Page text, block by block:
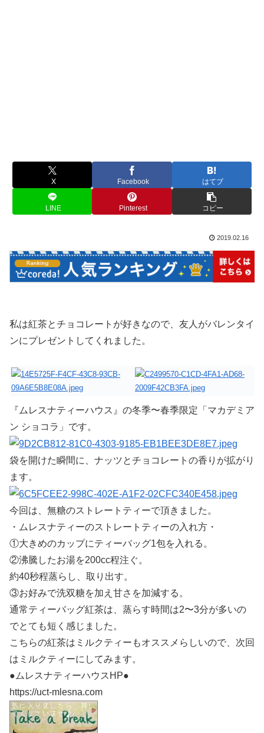
X Facebook はてブ
LINE Pinterest コピー
2019.02.16
私は紅茶とチョコレートが好きなので、友人がバレンタイ
ンにプレゼントしてくれました。
『ムレスナティーハウス』の冬季〜春季限定「マカデミア
ン ショコラ」です。
袋を開けた瞬間に、ナッツとチョコレートの香りが拡がり
ます。
今回は、無糖のストレートティーで頂きました。
・ムレスナティーのストレートティーの入れ方・
①大きめのカップにティーバッグ1包を入れる。
②沸騰したお湯を200cc程注ぐ。
約40秒程蒸らし、取り出す。
③お好みで洗双糖を加え甘さを加減する。
通常ティーバッグ紅茶は、蒸らす時間は2〜3分が多いの
でとても短く感じました。
こちらの紅茶はミルクティーもオススメらしいので、次回
はミルクティーにしてみます。
●ムレスナティーハウスHP●
https://uct-mlesna.com